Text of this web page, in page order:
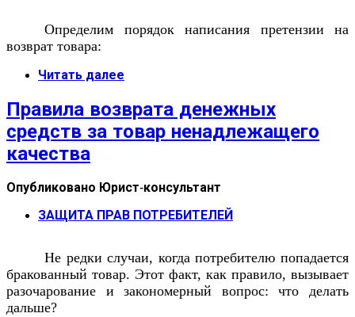
Определим порядок написания претензии на
возврат товара:
Читать далее
Правила возврата денежных
средств за товар ненадлежащего
качества
Опубликовано Юрист-консультант
ЗАЩИТА ПРАВ ПОТРЕБИТЕЛЕЙ
Не редки случаи, когда потребителю попадается
бракованный товар. Этот факт, как правило, вызывает
разочарование и закономерный вопрос: что делать
дальше?